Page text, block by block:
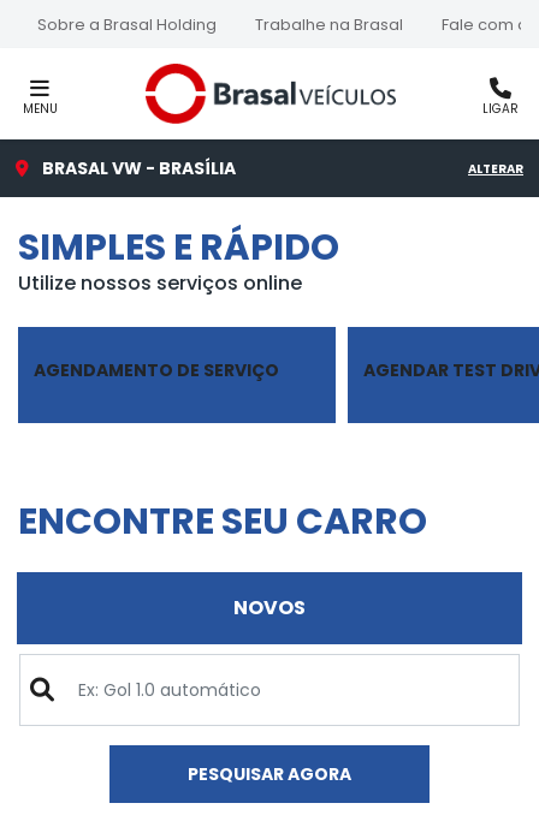
Sobre a Brasal Holding Trabalhe na Brasal Fale com a
MENU LIGAR
BRASAL VW - BRASÍLIA ALTERAR
SIMPLES E RÁPIDO
Utilize nossos serviços online
AGENDAMENTO DE SERVIÇO AGENDAR TEST
ENCONTRE SEU CARRO
NOVOS
PESQUISAR AGORA